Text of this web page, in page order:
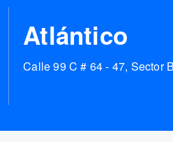
Atlántico
Calle 99 C # 64 - 47, Sector